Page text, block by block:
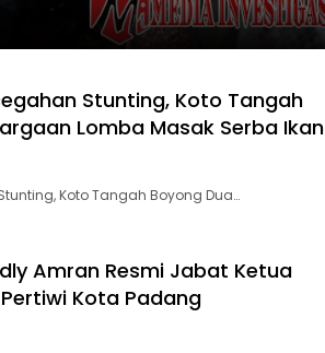
Stunting, Koto Tangah
Lomba Masak Serba Ikan
Koto Tangah Boyong Dua…
Amran Resmi Jabat Ketua
Kota Padang